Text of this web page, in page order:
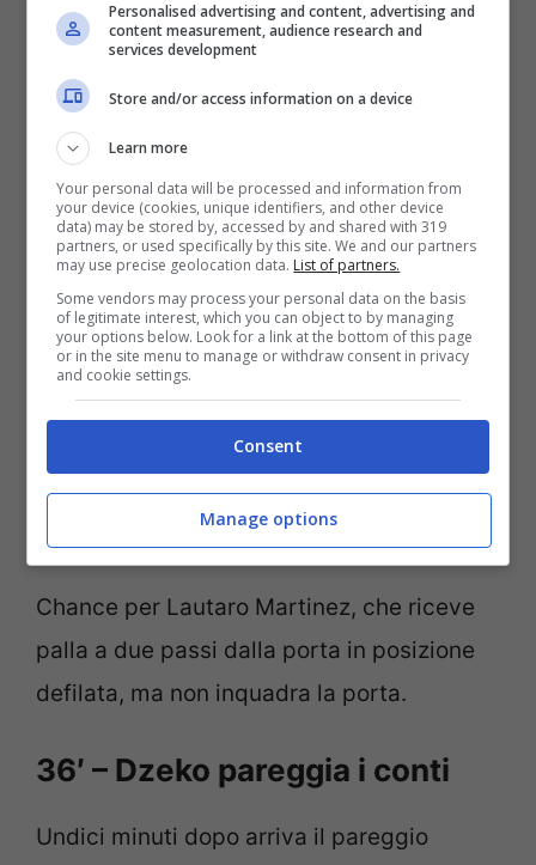
Fine primo tempo a Bergamo. Atalanta e
Inter vanno all’intervallo sul punteggio di 1-
1: Dzeko risponde a Lookman.
45′ – Un minuto di recupero
Il direttore di gara ha assegnato un solo
minuto di recupero. Ultime chance per
provare ad andare all’intervallo in
vantaggio.
43′ – Chance per Lautaro
Martinez
Chance per Lautaro Martinez, che riceve
palla a due passi dalla porta in posizione
defilata, ma non inquadra la porta.
36′ – Dzeko pareggia i conti
Undici minuti dopo arriva il pareggio
Personalised advertising and content, advertising and
content measurement, audience research and
services development
Store and/or access information on a device
Learn more
Your personal data will be processed and information from
your device (cookies, unique identifiers, and other device
data) may be stored by, accessed by and shared with 319
partners, or used specifically by this site. We and our partners
may use precise geolocation data. List of partners.
Some vendors may process your personal data on the basis
of legitimate interest, which you can object to by managing
your options below. Look for a link at the bottom of this page
or in the site menu to manage or withdraw consent in privacy
and cookie settings.
Consent
Manage options